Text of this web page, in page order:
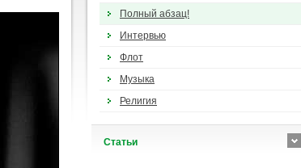
Полный абзац!
Интервью
Флот
Музыка
Религия
Cтатьи